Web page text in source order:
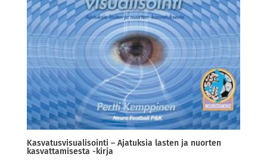
Kasvatusvisualisointi – Ajatuksia lasten ja nuorten
kasvattamisesta -kirja